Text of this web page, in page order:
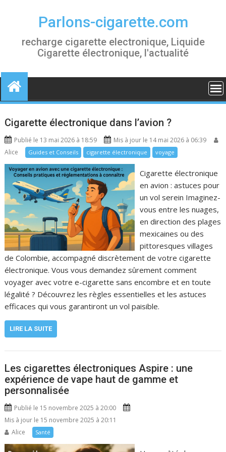
c
n
Parlons-cigarette.com
recharge cigarette electronique, Liquide
Cigarette électronique, l'actualité
Cigarette électronique dans l’avion ?
Publié le 13 mai 2026 à 18:59
Mis à jour le 14 mai 2026 à 06:39
Alice
Guides et Conseils cigarette électronique voyage
Cigarette électronique
en avion : astuces pour
un vol serein Imaginez-
vous entre les nuages,
en direction des plages
mexicaines ou des
pittoresques villages
de Colombie, accompagné discrètement de votre cigarette
électronique. Vous vous demandez sûrement comment
voyager avec votre e-cigarette sans encombre et en toute
légalité ? Découvrez les règles essentielles et les astuces
efficaces qui vous garantiront un vol paisible.
LIRE LA SUITE
Les cigarettes électroniques Aspire : une
expérience de vape haut de gamme et
personnalisée
Publié le 15 novembre 2025 à 20:00
Mis à jour le 15 novembre 2025 à 20:11
Alice
Santé